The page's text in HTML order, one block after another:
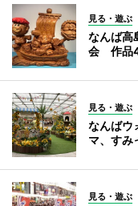
見る・遊ぶ
なんば高
会 作品
見る・遊ぶ
なんばウ
マ、すみ
見る・遊ぶ